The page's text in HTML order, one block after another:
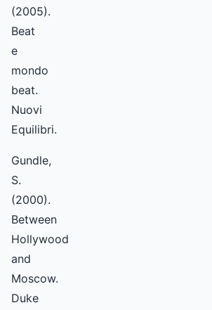
(2005).
Beat
e
mondo
beat.
Nuovi
Equilibri.
Gundle,
S.
(2000).
Between
Hollywood
and
Moscow.
Duke